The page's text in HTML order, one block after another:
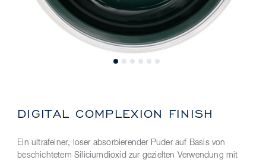
DIGITAL COMPLEXION FINISH
Ein ultrafeiner, loser absorbierender Puder auf Basis von
beschichtetem Siliciumdioxid zur gezielten Verwendung mit